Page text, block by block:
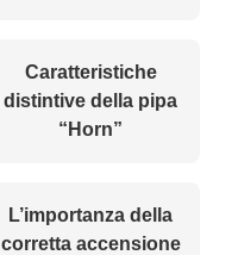
Caratteristiche
distintive della pipa
“Horn”
L’importanza della
corretta accensione